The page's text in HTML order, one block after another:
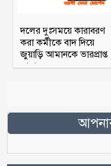
দলের দুঃসময়ে কারাবরণ
করা কর্মীকে বাদ দিয়ে
জুয়াড়ি আমানকে ভারপ্রাপ্ত
আহ্বায়ক